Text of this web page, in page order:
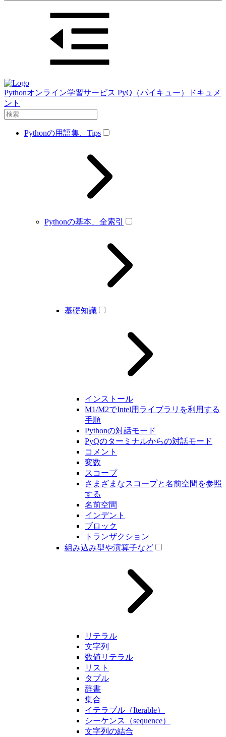
Pythonオンライン学習サービス PyQ（パイキュー）ドキュメ
ント
Pythonの用語集、Tips
Pythonの基本、全索引
基礎知識
インストール
M1/M2でIntel用ライブラリを利用する
手順
Pythonの対話モード
PyQのターミナルからの対話モード
コメント
変数
スコープ
さまざまなスコープと名前空間を参照
する
名前空間
インデント
ブロック
トランザクション
組み込み型や演算子など
リテラル
文字列
数値リテラル
リスト
タプル
辞書
集合
イテラブル（Iterable）
シーケンス（sequence）
文字列の結合